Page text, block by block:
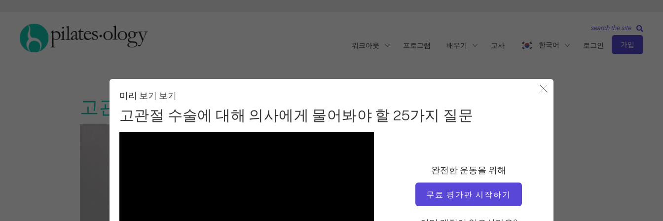
워크아웃 프로그램 배우기 교사 한국어 로그인 가입
search the site
고관절 수술에 대해 의사에게 물어봐야 할 25가지 질문
미리 보기 보기
고관절 수술에 대해 의사에게 물어봐야 할 25가지 질문
완전한 운동을 위해
무료 평가판 시작하기
니드라 가브리엘
비디오 시간
30:13